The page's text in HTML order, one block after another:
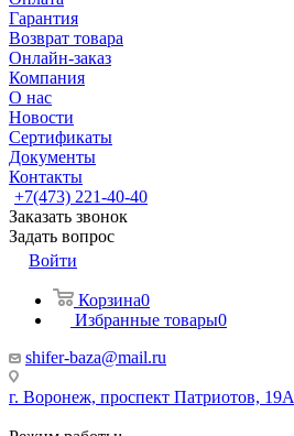
Гарантия
Возврат товара
Онлайн-заказ
Компания
О нас
Новости
Сертификаты
Документы
Контакты
+7(473) 221-40-40
Заказать звонок
Задать вопрос
Войти
Корзина0
Избранные товары0
shifer-baza@mail.ru
г. Воронеж, проспект Патриотов, 19А